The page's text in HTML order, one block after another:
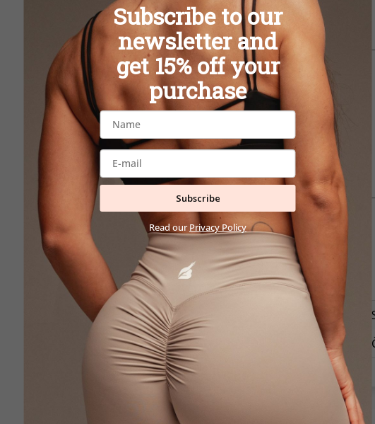
• odporúčame prať naruby
Dodatočné parametre
Kategória
Farba:
Subscribe to our
newsletter and
get 15% off your
purchase
Subscribe
Read ourPrivacy Policy